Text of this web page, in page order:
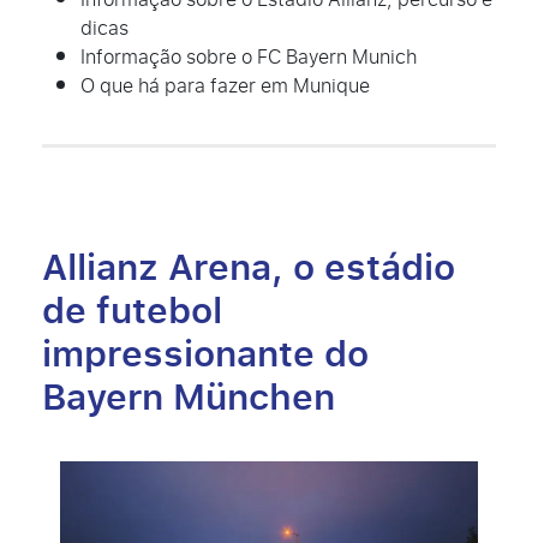
dicas
Informação sobre o FC Bayern Munich
O que há para fazer em Munique
Allianz Arena, o estádio
de futebol
impressionante do
Bayern München